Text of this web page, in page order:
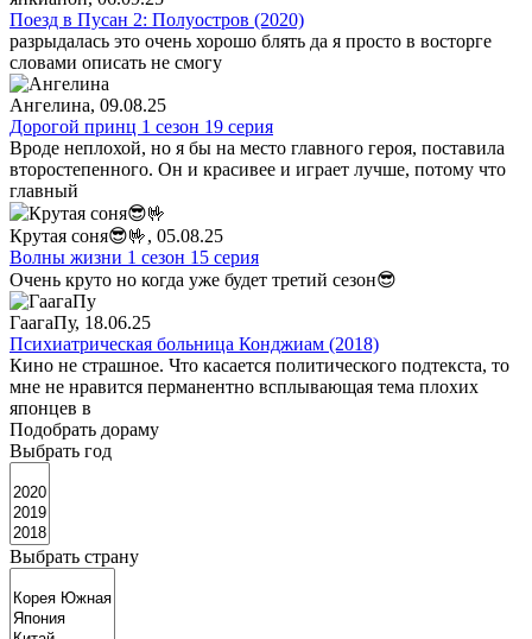
Поезд в Пусан 2: Полуостров (2020)
разрыдалась это очень хорошо блять да я просто в восторге
словами описать не смогу
Ангелина, 09.08.25
Дорогой принц 1 сезон 19 серия
Вроде неплохой, но я бы на место главного героя, поставила
второстепенного. Он и красивее и играет лучше, потому что
главный
Крутая соня😎🤟, 05.08.25
Волны жизни 1 сезон 15 серия
Очень круто но когда уже будет третий сезон😎
ГаагаПу, 18.06.25
Психиатрическая больница Конджиам (2018)
Кино не страшное. Что касается политического подтекста, то
мне не нравится перманентно всплывающая тема плохих
японцев в
Подобрать дораму
Выбрать год
Выбрать страну